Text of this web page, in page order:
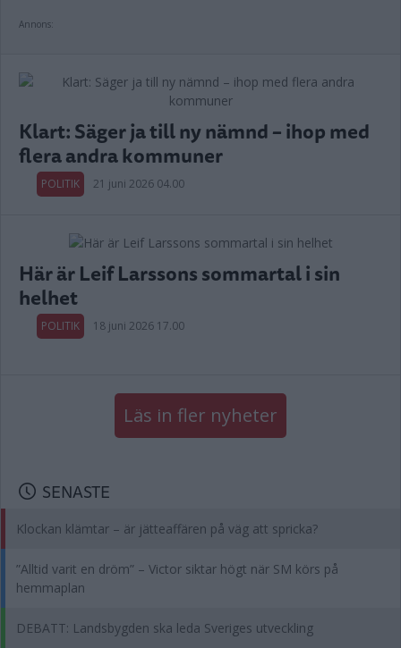
Annons:
Klart: Säger ja till ny nämnd – ihop med
flera andra kommuner
POLITIK 21 juni 2026 04.00
Här är Leif Larssons sommartal i sin
helhet
POLITIK 18 juni 2026 17.00
Läs in fler nyheter
SENASTE
Klockan klämtar – är jätteaffären på väg att spricka?
”Alltid varit en dröm” – Victor siktar högt när SM körs på
hemmaplan
DEBATT: Landsbygden ska leda Sveriges utveckling